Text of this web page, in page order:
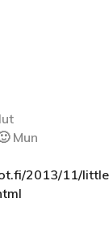
Mun
2013/11/